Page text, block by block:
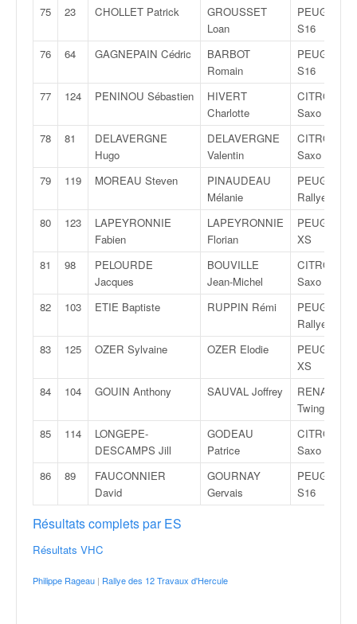
75
23 CHOLLET Patrick
GROUSSET
Loan
PEUGEOT
S16
76
64 GAGNEPAIN Cédric
BARBOT
Romain
PEUGEOT
S16
77
124 PENINOU Sébastien
HIVERT
Charlotte
CITROËN
Saxo VTS
78
81
DELAVERGNE
Hugo
DELAVERGNE
Valentin
CITROËN
Saxo VTS
79
119 MOREAU Steven
PINAUDEAU
Mélanie
PEUGEOT
Rallye
80
123
LAPEYRONNIE
Fabien
LAPEYRONNIE
Florian
PEUGEOT
XS
81
98
PELOURDE
Jacques
BOUVILLE
Jean-Michel
CITROËN
Saxo
82
103 ETIE Baptiste RUPPIN Rémi
PEUGEOT
Rallye
83
125 OZER Sylvaine OZER Elodie
PEUGEOT
XS
84
104 GOUIN Anthony SAUVAL Joffrey
RENAULT
Twingo R1
85
114
LONGEPE-
DESCAMPS Jill
GODEAU
Patrice
CITROËN
Saxo VTS
86
89
FAUCONNIER
David
GOURNAY
Gervais
PEUGEOT
S16
Résultats complets par ES
Résultats VHC
Philippe Rageau | Rallye des 12 Travaux d'Hercule